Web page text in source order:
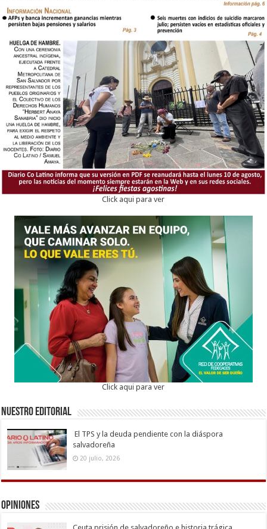
Click aqui para ver
Click aqui para ver
Nuestro Editorial
El TPS y la deuda pendiente con la diáspora
salvadoreña
20 julio, 2026
Opiniones